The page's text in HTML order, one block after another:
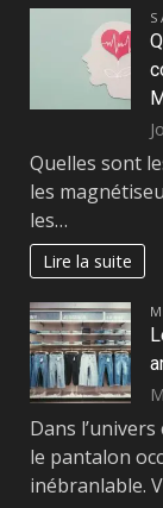
Quelles sont
les
les…
Lire la suite
Dans
le pantalon
inébranlable.